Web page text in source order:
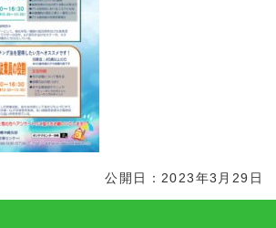
公開日：2023年3月29日